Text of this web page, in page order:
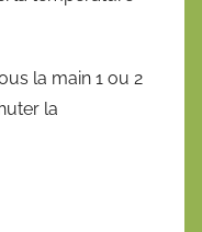
la main 1 ou 2
la